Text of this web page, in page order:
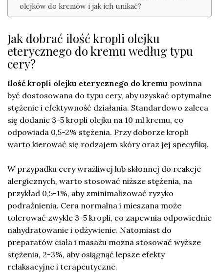
olejków do kremów i jak ich unikać?
Jak dobrać ilość kropli olejku
eterycznego do kremu według typu
cery?
Ilość kropli olejku eterycznego do kremu powinna
być dostosowana do typu cery, aby uzyskać optymalne
stężenie i efektywność działania. Standardowo zaleca
się dodanie 3-5 kropli olejku na 10 ml kremu, co
odpowiada 0,5-2% stężenia. Przy doborze kropli
warto kierować się rodzajem skóry oraz jej specyfiką.
W przypadku cery wrażliwej lub skłonnej do reakcje
alergicznych, warto stosować niższe stężenia, na
przykład 0,5-1%, aby zminimalizować ryzyko
podrażnienia. Cera normalna i mieszana może
tolerować zwykle 3-5 kropli, co zapewnia odpowiednie
nahydratowanie i odżywienie. Natomiast do
preparatów ciała i masażu można stosować wyższe
stężenia, 2-3%, aby osiągnąć lepsze efekty
relaksacyjne i terapeutyczne.